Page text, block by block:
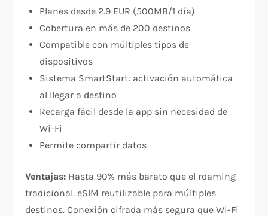
Planes desde 2.9 EUR (500MB/1 día)​
Cobertura en más de 200 destinos​
Compatible con múltiples tipos de
dispositivos​
Sistema SmartStart: activación automática
al llegar a destino​
Recarga fácil desde la app sin necesidad de
Wi-Fi​
Permite compartir datos​
Ventajas: Hasta 90% más barato que el roaming
tradicional. eSIM reutilizable para múltiples
destinos. Conexión cifrada más segura que Wi-Fi